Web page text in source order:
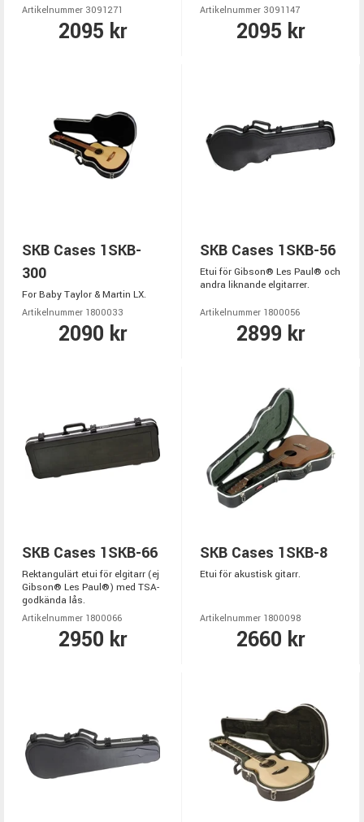
Artikelnummer 3091271
2095 kr
Artikelnummer 3091147
2095 kr
SKB Cases 1SKB-
300
For Baby Taylor & Martin LX.
Artikelnummer 1800033
2090 kr
SKB Cases 1SKB-56
Etui för Gibson® Les Paul® och
andra liknande elgitarrer.
Artikelnummer 1800056
2899 kr
SKB Cases 1SKB-66
Rektangulärt etui för elgitarr (ej
Gibson® Les Paul®) med TSA-
godkända lås.
Artikelnummer 1800066
2950 kr
SKB Cases 1SKB-8
Etui för akustisk gitarr.
Artikelnummer 1800098
2660 kr